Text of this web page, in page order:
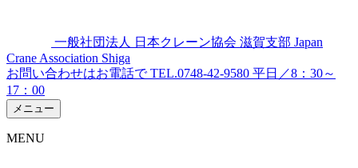
一般社団法人 日本クレーン協会 滋賀支部 Japan
Crane Association Shiga
お問い合わせはお電話で TEL.0748-42-9580 平日／8：30～
17：00
メニュー
MENU